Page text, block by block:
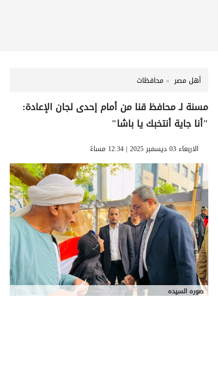
أهل مصر محافظات
مسنة لـ محافظ قنا من أمام إحدى لجان الإعادة:
"أنا جاية أنتخبك يا باشا"
الاربعاء 03 ديسمبر 2025 | 12:34 مساءً
صوره السيده